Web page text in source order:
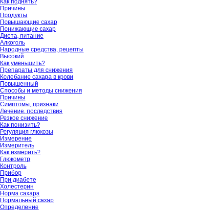
Как поднять?
Причины
Продукты
Повышающие сахар
Понижающие сахар
Диета, питание
Алкоголь
Народные средства, рецепты
Высокий
Как уменьшить?
Препараты для снижения
Колебание сахара в крови
Повышенный
Способы и методы снижения
Причины
Симптомы, признаки
Лечение, последствия
Резкое снижение
Как понизить?
Регуляция глюкозы
Измерение
Измеритель
Как измерить?
Глюкометр
Контроль
Прибор
При диабете
Холестерин
Норма сахара
Нормальный сахар
Определение